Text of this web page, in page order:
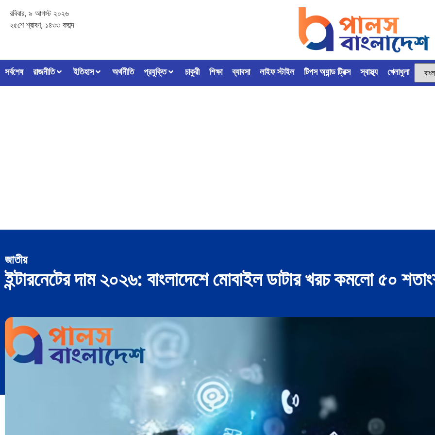
রবিবার, ৯ আগস্ট ২০২৬
২৫শে শ্রাবণ, ১৪৩৩ বঙ্গাব্দ
সর্বশেষ রাজনীতি ইতিহাস অর্থনীতি প্রযুক্তি চাকুরী শিক্ষা ব্যাবসা লাইফ স্টাইল টিপস অ্যান্ড ট্রিক্স স্বাস্থ্য খেলাধুলা
জাতীয়
ইন্টারনেটের দাম ২০২৬: বাংলাদেশে মোবাইল ডাটার খরচ কমলো ৫০